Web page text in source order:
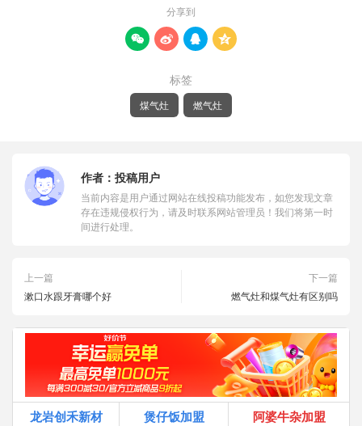
分享到
   
标签
煤气灶 燃气灶
作者： 投稿用户
当前内容是用户通过网站在线投稿功能发布，如您发现文章
存在违规侵权行为，请及时联系网站管理员！我们将第一时
间进行处理。
上一篇
漱口水跟牙膏哪个好
下一篇
燃气灶和煤气灶有区别吗
龙岩创禾新材 煲仔饭加盟
阿婆牛杂加盟